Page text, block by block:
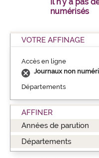
numérisés
VOTRE AFFINAGE
Accès en ligne
Journaux non
Départements
AFFINER
Années de parution
Départements